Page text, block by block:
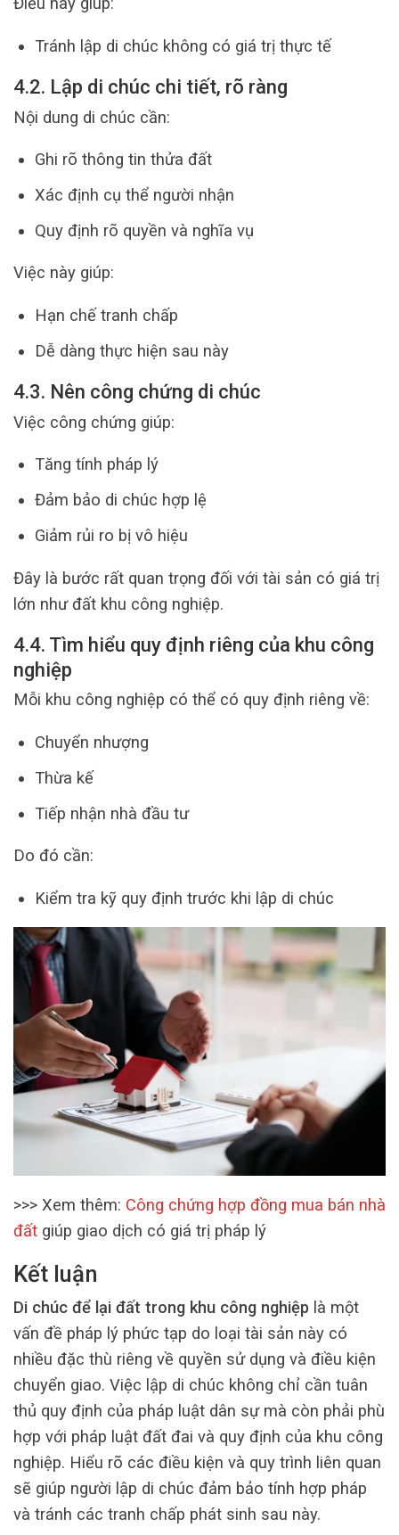
Tránh lập di chúc không có giá trị thực tế
4.2. Lập di chúc chi tiết, rõ ràng
Nội dung di chúc cần:
Ghi rõ thông tin thửa đất
Xác định cụ thể người nhận
Quy định rõ quyền và nghĩa vụ
Việc này giúp:
Hạn chế tranh chấp
Dễ dàng thực hiện sau này
4.3. Nên công chứng di chúc
Việc công chứng giúp:
Tăng tính pháp lý
Đảm bảo di chúc hợp lệ
Giảm rủi ro bị vô hiệu
Đây là bước rất quan trọng đối với tài sản có giá trị
lớn như đất khu công nghiệp.
4.4. Tìm hiểu quy định riêng của khu công
nghiệp
Mỗi khu công nghiệp có thể có quy định riêng về:
Chuyển nhượng
Thừa kế
Tiếp nhận nhà đầu tư
Do đó cần:
Kiểm tra kỹ quy định trước khi lập di chúc
>>> Xem thêm: Công chứng hợp đồng mua bán nhà
đất giúp giao dịch có giá trị pháp lý
Kết luận
Di chúc để lại đất trong khu công nghiệp là một
vấn đề pháp lý phức tạp do loại tài sản này có
nhiều đặc thù riêng về quyền sử dụng và điều kiện
chuyển giao. Việc lập di chúc không chỉ cần tuân
thủ quy định của pháp luật dân sự mà còn phải phù
hợp với pháp luật đất đai và quy định của khu công
nghiệp. Hiểu rõ các điều kiện và quy trình liên quan
sẽ giúp người lập di chúc đảm bảo tính hợp pháp
và tránh các tranh chấp phát sinh sau này.